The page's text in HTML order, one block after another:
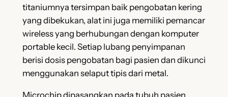
titaniumnya tersimpan baik pengobatan kering
yang dibekukan, alat ini juga memiliki pemancar
wireless yang berhubungan dengan komputer
portable kecil. Setiap lubang penyimpanan
berisi dosis pengobatan bagi pasien dan dikunci
menggunakan selaput tipis dari metal.